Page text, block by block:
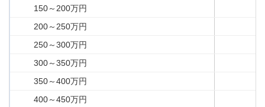
150～200万円
200～250万円
250～300万円
300～350万円
350～400万円
400～450万円